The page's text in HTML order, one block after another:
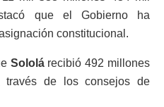
que el Gobierno ha
constitucional.
Sololárecibió 492 millones
de los consejos de